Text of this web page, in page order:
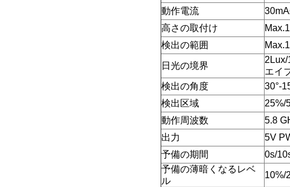
動作電流
高さの取付け
検出の範囲
日光の境界
エイ
検出の角度
30°-
検出区域
25%/
動作周波数
5.8
出力
5V
予備の期間
0s/
予備の薄暗くなるレベ
ル
10%/